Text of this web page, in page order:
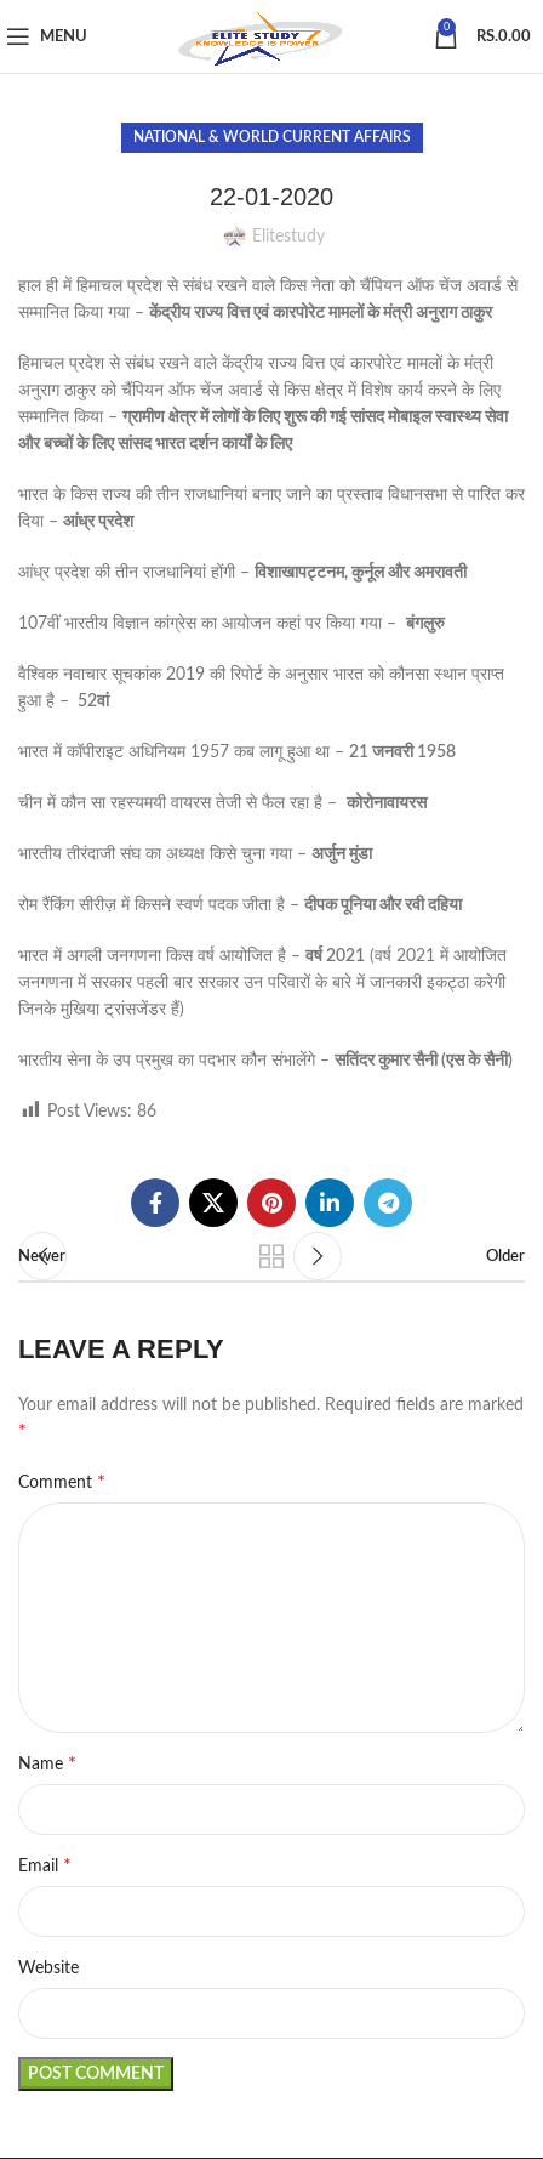
MENU
0
RS.0.00
NATIONAL & WORLD CURRENT AFFAIRS
22-01-2020
Elitestudy
हाल ही में हिमाचल प्रदेश से संबंध रखने वाले किस नेता को चैंपियन ऑफ चेंज अवार्ड से
सम्मानित किया गया – केंद्रीय राज्य वित्त एवं कारपोरेट मामलों के मंत्री अनुराग ठाकुर
हिमाचल प्रदेश से संबंध रखने वाले केंद्रीय राज्य वित्त एवं कारपोरेट मामलों के मंत्री
अनुराग ठाकुर को चैंपियन ऑफ चेंज अवार्ड से किस क्षेत्र में विशेष कार्य करने के लिए
सम्मानित किया – ग्रामीण क्षेत्र में लोगों के लिए शुरू की गई सांसद मोबाइल स्वास्थ्य सेवा
और बच्चों के लिए सांसद भारत दर्शन कार्यों के लिए
भारत के किस राज्य की तीन राजधानियां बनाए जाने का प्रस्ताव विधानसभा से पारित कर
दिया – आंध्र प्रदेश
आंध्र प्रदेश की तीन राजधानियां होंगी – विशाखापट्टनम, कुर्नूल और अमरावती
107वीं भारतीय विज्ञान कांग्रेस का आयोजन कहां पर किया गया – बंगलुरु
वैश्विक नवाचार सूचकांक 2019 की रिपोर्ट के अनुसार भारत को कौनसा स्थान प्राप्त
हुआ है –
52वां
भारत में कॉपीराइट अधिनियम 1957 कब लागू हुआ था – 21 जनवरी 1958
चीन में कौन सा रहस्यमयी वायरस तेजी से फैल रहा है – कोरोनावायरस
भारतीय तीरंदाजी संघ का अध्यक्ष किसे चुना गया – अर्जुन मुंडा
रोम रैंकिंग सीरीज़ में किसने स्वर्ण पदक जीता है – दीपक पूनिया और रवी दहिया
भारत में अगली जनगणना किस वर्ष आयोजित है – वर्ष 2021 (वर्ष 2021 में आयोजित
जनगणना में सरकार पहली बार सरकार उन परिवारों के बारे में जानकारी इकट्ठा करेगी
जिनके मुखिया ट्रांसजेंडर हैं)
भारतीय सेना के उप प्रमुख का पदभार कौन संभालेंगे – सतिंदर कुमार सैनी (एस के सैनी)
Post Views: 86
Newer Older
LEAVE A REPLY
Your email address will not be published. Required fields are marked
*
Comment *
Name *
Email *
Website